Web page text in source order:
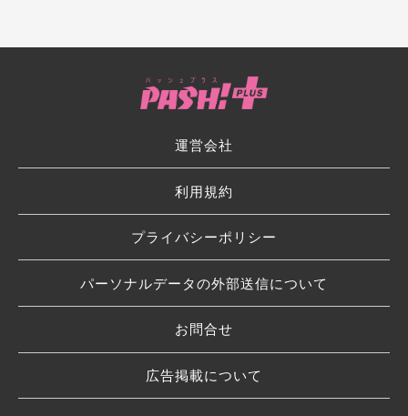
運営会社
利用規約
プライバシーポリシー
パーソナルデータの外部送信について
お問合せ
広告掲載について